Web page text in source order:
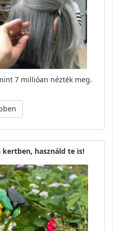
7 millióan nézték meg.
kertben, használd te is!